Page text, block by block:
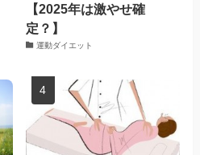
【2025年は激やせ確
定？】
運動ダイエット